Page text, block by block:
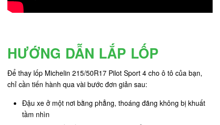
HƯỚNG DẪN LẮP LỐP
Để thay lốp Michelin 215/50R17 Pilot Sport 4 cho ô tô của bạn,
chỉ cần tiến hành qua vài bước đơn giản sau:
Đậu xe ở một nơi bằng phẳng, thoáng đãng không bị khuất
tầm nhìn